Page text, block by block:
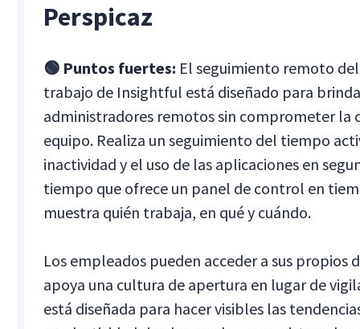
Perspicaz
🟢 Puntos fuertes: El seguimiento remoto
trabajo de Insightful está diseñado para
administradores remotos sin comprometer la
equipo. Realiza un seguimiento del tiempo
inactividad y el uso de las aplicaciones en
tiempo que ofrece un panel de control en
muestra quién trabaja, en qué y cuándo.
Los empleados pueden acceder a sus propios
apoya una cultura de apertura en lugar de
está diseñada para hacer visibles las